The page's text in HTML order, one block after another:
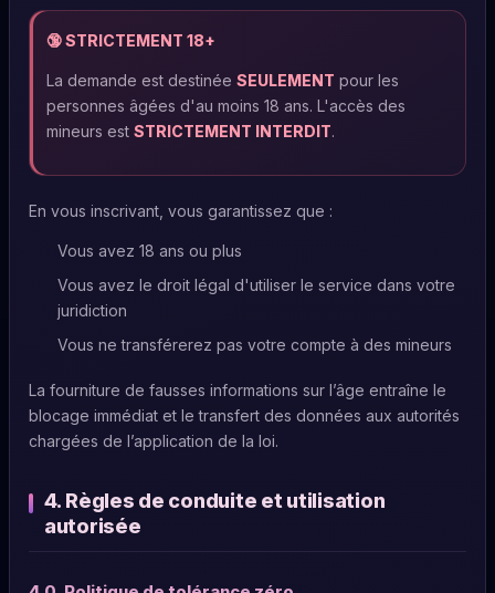
🔞 STRICTEMENT 18+
La demande est destinée SEULEMENT pour les
personnes âgées d'au moins 18 ans. L'accès des
mineurs est STRICTEMENT INTERDIT.
En vous inscrivant, vous garantissez que :
Vous avez 18 ans ou plus
Vous avez le droit légal d'utiliser le service dans votre
juridiction
Vous ne transférerez pas votre compte à des mineurs
La fourniture de fausses informations sur l’âge entraîne le
blocage immédiat et le transfert des données aux autorités
chargées de l’application de la loi.
4. Règles de conduite et utilisation
autorisée